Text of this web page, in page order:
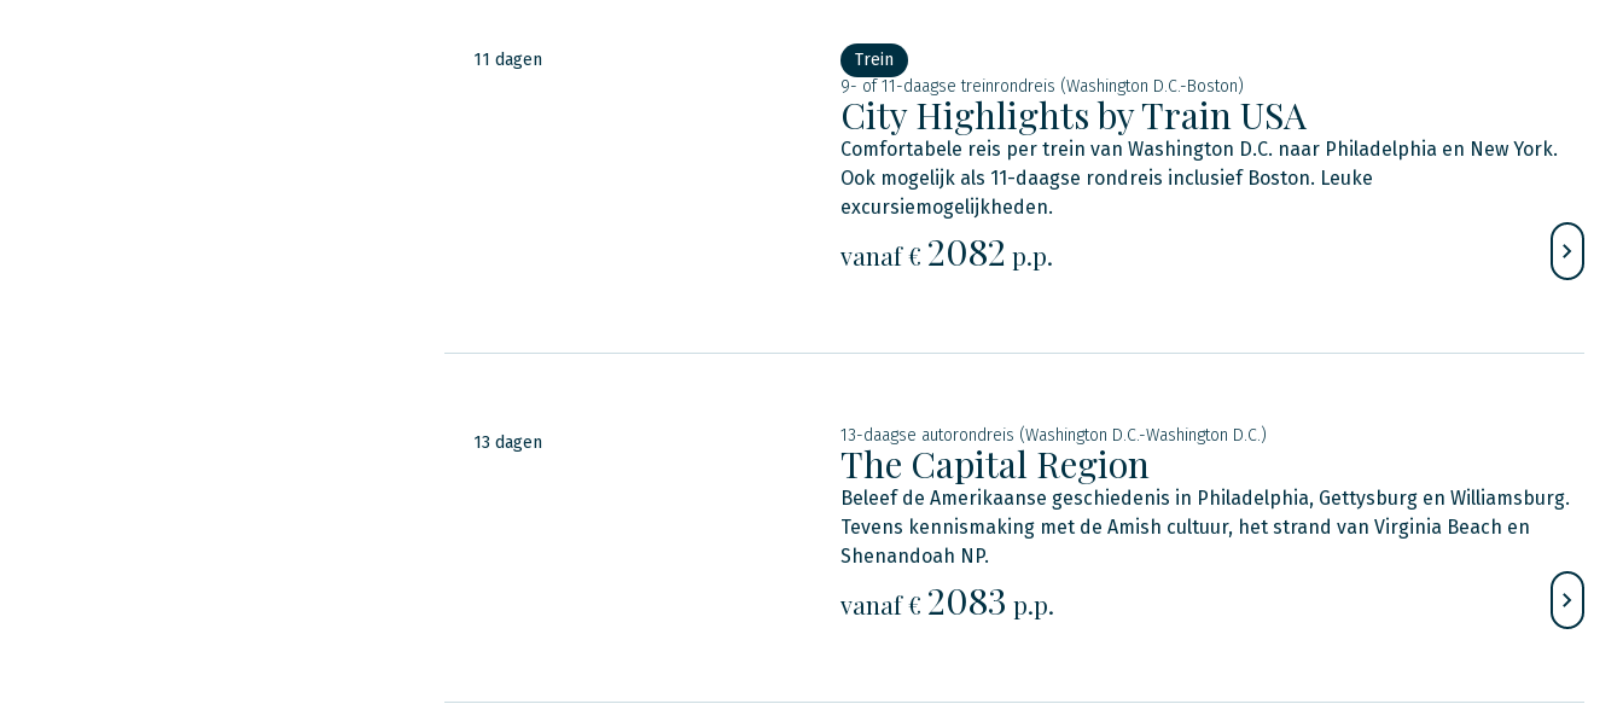
11 dagen
Trein
9- of 11-daagse treinrondreis (Washington D.C.-Boston)
City Highlights by Train USA
Comfortabele reis per trein van Washington D.C. naar Philadelphia en New York.
Ook mogelijk als 11-daagse rondreis inclusief Boston. Leuke
excursiemogelijkheden.
vanaf € 2082 p.p.
13 dagen 13-daagse autorondreis (Washington D.C.-Washington D.C.)
The Capital Region
Beleef de Amerikaanse geschiedenis in Philadelphia, Gettysburg en Williamsburg.
Tevens kennismaking met de Amish cultuur, het strand van Virginia Beach en
Shenandoah NP.
vanaf € 2083 p.p.